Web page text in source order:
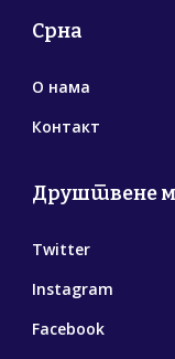
Срна
О нама
Контакт
Друштвене
Twitter
Instagram
Facebook